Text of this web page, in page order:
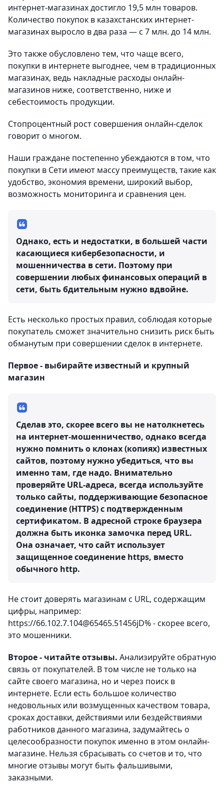
интернет-магазинах достигло 19,5 млн товаров.
Количество покупок в казахстанских интернет-
магазинах выросло в два раза — с 7 млн. до 14 млн.
Это также обусловлено тем, что чаще всего,
покупки в интернете выгоднее, чем в традиционных
магазинах, ведь накладные расходы онлайн-
магазинов ниже, соответственно, ниже и
себестоимость продукции.
Стопроцентный рост совершения онлайн-сделок
говорит о многом.
Наши граждане постепенно убеждаются в том, что
покупки в Сети имеют массу преимуществ, такие как
удобство, экономия времени, широкий выбор,
возможность мониторинга и сравнения цен.
Однако, есть и недостатки, в большей части
касающиеся кибербезопасности, и
мошенничества в сети. Поэтому при
совершении любых финансовых операций в
сети, быть бдительным нужно вдвойне.
Есть несколько простых правил, соблюдая которые
покупатель сможет значительно снизить риск быть
обманутым при совершении сделок в интернете.
Первое - выбирайте известный и крупный
магазин
Сделав это, скорее всего вы не натолкнетесь
на интернет-мошенничество, однако всегда
нужно помнить о клонах (копиях) известных
сайтов, поэтому нужно убедиться, что вы
именно там, где надо. Внимательно
проверяйте URL-адреса, всегда используйте
только сайты, поддерживающие безопасное
соединение (HTTPS) с подтвержденным
сертификатом. В адресной строке браузера
должна быть иконка замочка перед URL.
Она означает, что сайт использует
защищенное соединение https, вместо
обычного http.
Не стоит доверять магазинам с URL, содержащим
цифры, например:
https://66.102.7.104@65465.51456jD% - скорее всего,
это мошенники.
Второе - читайте отзывы. Анализируйте обратную
связь от покупателей. В том числе не только на
сайте своего магазина, но и через поиск в
интернете. Если есть большое количество
недовольных или возмущенных качеством товара,
сроках доставки, действиями или бездействиями
работников данного магазина, задумайтесь о
целесообразности покупок именно в этом онлайн-
магазине. Нельзя сбрасывать со счетов и то, что
многие отзывы могут быть фальшивыми,
заказными.